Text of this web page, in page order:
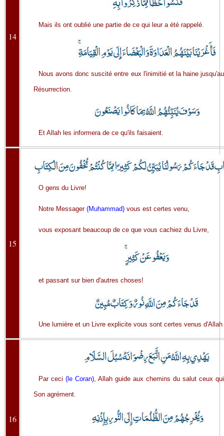
14
Mais ils ont oublié une partie de ce qui leur a été rappelé.
Nous avons donc suscité entre eux l'inimitié et la haine
Résurrection.
Et Allah les informera de ce qu'ils faisaient.
15
O gens du Livre!
Notre Messager (Muhammad)vous est certes venu,
vous exposant beaucoup de ce que vous cachiez du Livre,
et passant sur bien d'autres choses!
Une lumière et un Livre explicite vous sont certes venus d'Allah
16
Par ceci (le Coran), Allah guide aux chemins du salut ceux
Son agrément.